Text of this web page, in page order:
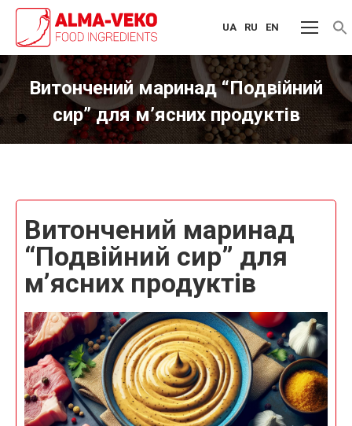
UA RU EN
Витончений маринад “Подвійний
сир” для м’ясних продуктів
You are here:
Витончений маринад
“Подвійний сир” для
м’ясних продуктів